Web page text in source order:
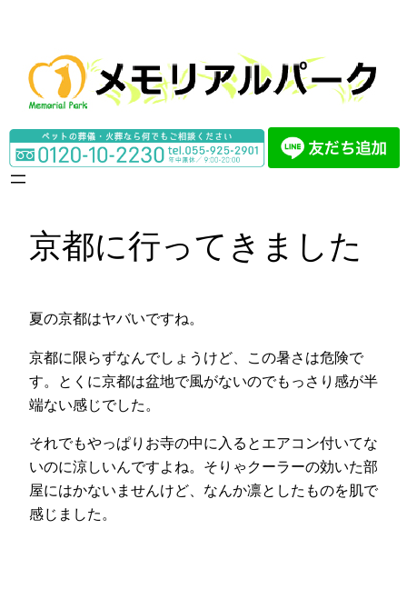
ッ
プ
京都に行ってきました
夏の京都はヤバいですね。
京都に限らずなんでしょうけど、この暑さは危険で
す。とくに京都は盆地で風がないのでもっさり感が半
端ない感じでした。
それでもやっぱりお寺の中に入るとエアコン付いてな
いのに涼しいんですよね。そりゃクーラーの効いた部
屋にはかないませんけど、なんか凛としたものを肌で
感じました。